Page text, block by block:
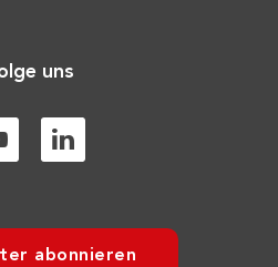
uns
abonnieren